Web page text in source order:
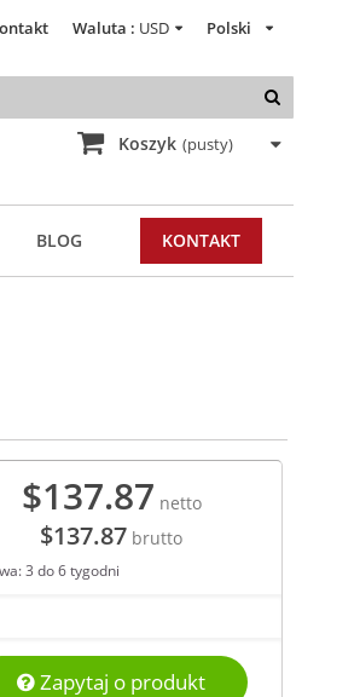
Polski
Waluta : USD
Koszyk (pusty)
BLOG KONTAKT
$137.87 netto
$137.87 brutto
3 do 6 tygodni
Zapytaj o produkt